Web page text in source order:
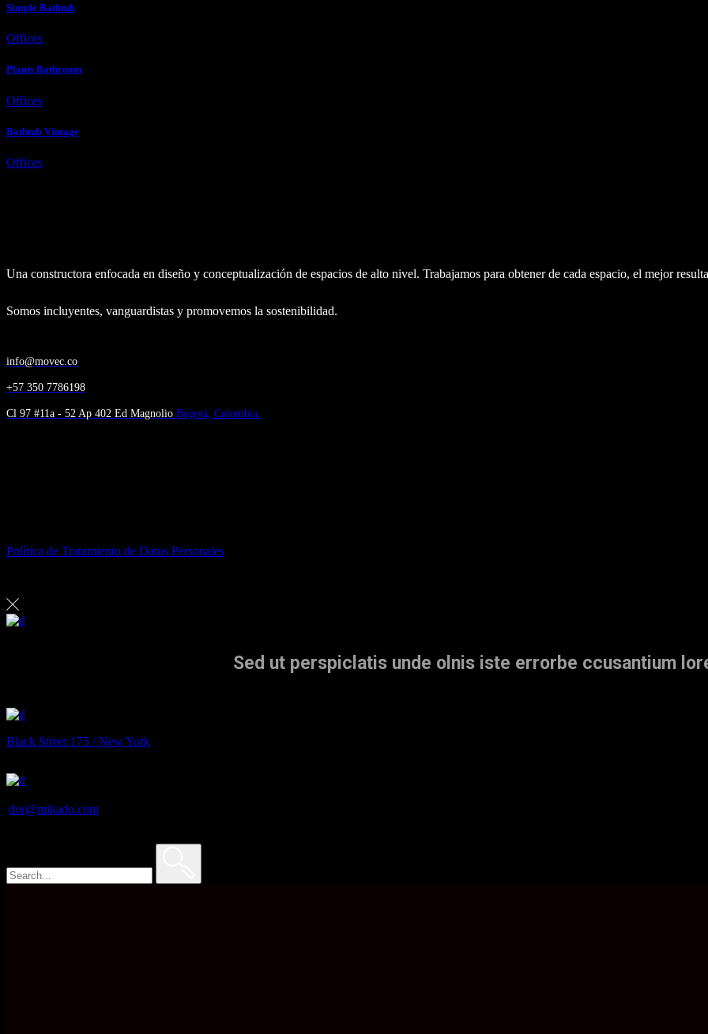
Simple Bathtub
Offices
Plants Bathroom
Offices
Bathtub Vintage
Offices
Una constructora enfocada en diseño y conceptualización de espacios de alto nivel. Trabajamos para obtener de cada espacio, el mejor
Somos incluyentes, vanguardistas y promovemos la sostenibilidad.
info@movec.co
+57 350 7786198
Cl 97 #11a - 52 Ap 402 Ed Magnolio Bogotá, Colombia.
Política de Tratamiento de Datos Personales
Sed ut perspiclatis unde olnis iste errorbe ccusantium
Black Street 175 / New York
dor@mikado.com